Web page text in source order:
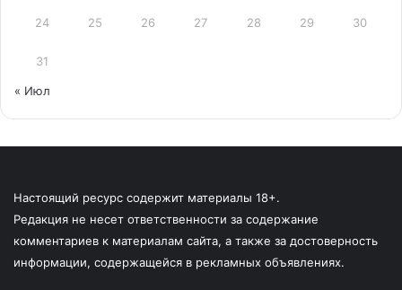
24 25 26 27 28 29 30
31
« Июл
Настоящий ресурс содержит материалы 18+.
Редакция не несет ответственности за содержание
комментариев к материалам сайта, а также за достоверность
информации, содержащейся в рекламных объявлениях.